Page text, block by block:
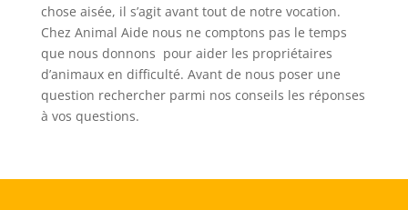
chose aisée, il s’agit avant tout de notre vocation.
Chez Animal Aide nous ne comptons pas le temps
que nous donnons pour aider les propriétaires
d’animaux en difficulté. Avant de nous poser une
question rechercher parmi nos conseils les réponses
à vos questions.